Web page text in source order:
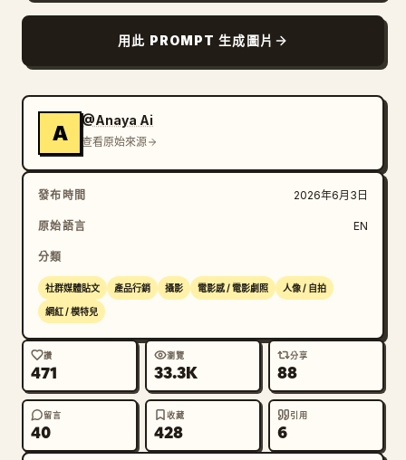
用此 PROMPT 生成圖片
A
@Anaya Ai
查看原始來源
發布時間 2026年6月3日
原始語言 EN
分類
社群媒體貼文 產品行銷 攝影 電影感 / 電影劇照 人像 / 自拍
網紅 / 模特兒
讚
471
瀏覽
33.3K
分享
88
留言
40
收藏
428
引用
6